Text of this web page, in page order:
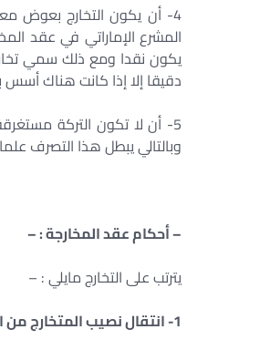
4- أن يكون التخارج بعوض
المشرع الإماراتي في عقد
يكون نقدا ومع ذلك سمي
دقيقا إلا إذا كانت هناك أسس
5- أن لا تكون التركة
وبالتالي يبطل هذا التصرف
– أحكام عقد المخارجة : –
يترتب على التخارج مايلي : –
1- انتقال نصيب المتخارج من الميراث إلى المتخارج له ويترتب على ذلك مايلي : –